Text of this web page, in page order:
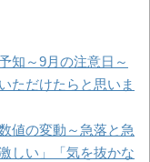
知～9月の注意日～
ただけたらと思いま
値の変動～急落と急
しい」「気を抜かな